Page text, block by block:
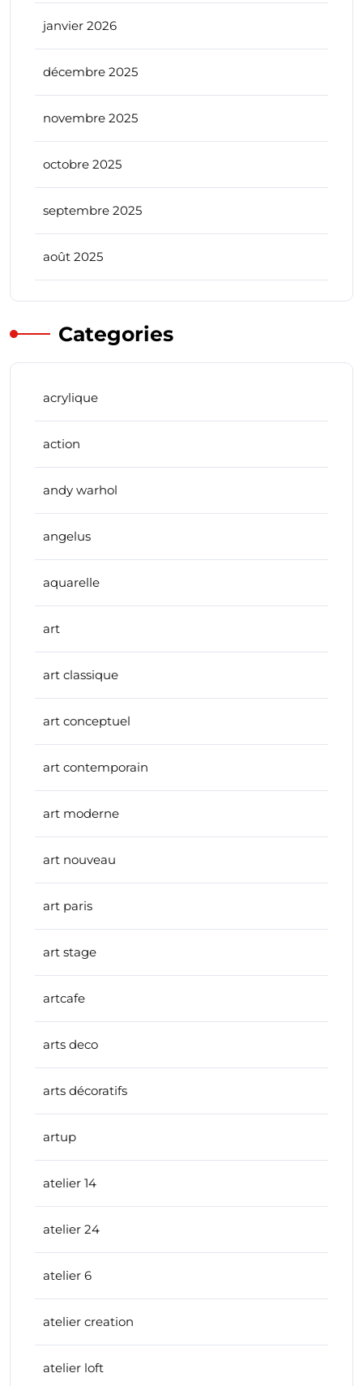
janvier 2026
décembre 2025
novembre 2025
octobre 2025
septembre 2025
août 2025
Categories
acrylique
action
andy warhol
angelus
aquarelle
art
art classique
art conceptuel
art contemporain
art moderne
art nouveau
art paris
art stage
artcafe
arts deco
arts décoratifs
artup
atelier 14
atelier 24
atelier 6
atelier creation
atelier loft